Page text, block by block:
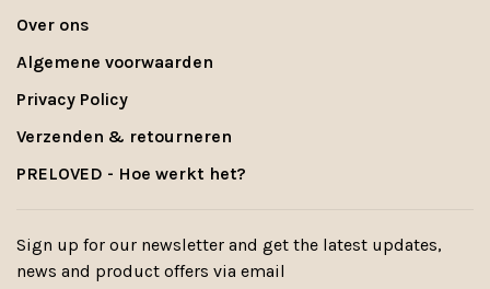
Over ons
Algemene voorwaarden
Privacy Policy
Verzenden & retourneren
PRELOVED - Hoe werkt het?
Sign up for our newsletter and get the latest updates,
news and product offers via email